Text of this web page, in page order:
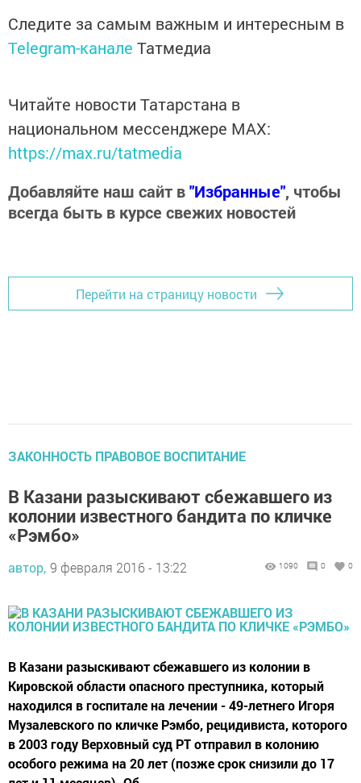
Следите за самым важным и интересным в
Telegram-канале Татмедиа
Читайте новости Татарстана в
национальном мессенджере MАХ:
https://max.ru/tatmedia
Добавляйте наш сайт в"Избранные", чтобы
всегда быть в курсе свежих новостей
Перейти на страницу новости
ЗАКОННОСТЬ ПРАВОВОЕ ВОСПИТАНИЕ
В Казани разыскивают сбежавшего из
колонии известного бандита по кличке
«Рэмбо»
автор, 9 февраля 2016 - 13:22 1090 0 0
В Казани разыскивают сбежавшего из колонии в
Кировской области опасного преступника, который
находился в госпитале на лечении - 49-летнего Игоря
Музалевского по кличке Рэмбо, рецидивиста, которого
в 2003 году Верховный суд РТ отправил в колонию
особого режима на 20 лет (позже срок снизили до 17